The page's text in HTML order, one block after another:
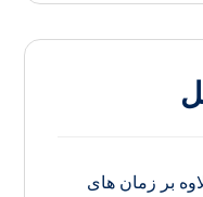
بر زمان های